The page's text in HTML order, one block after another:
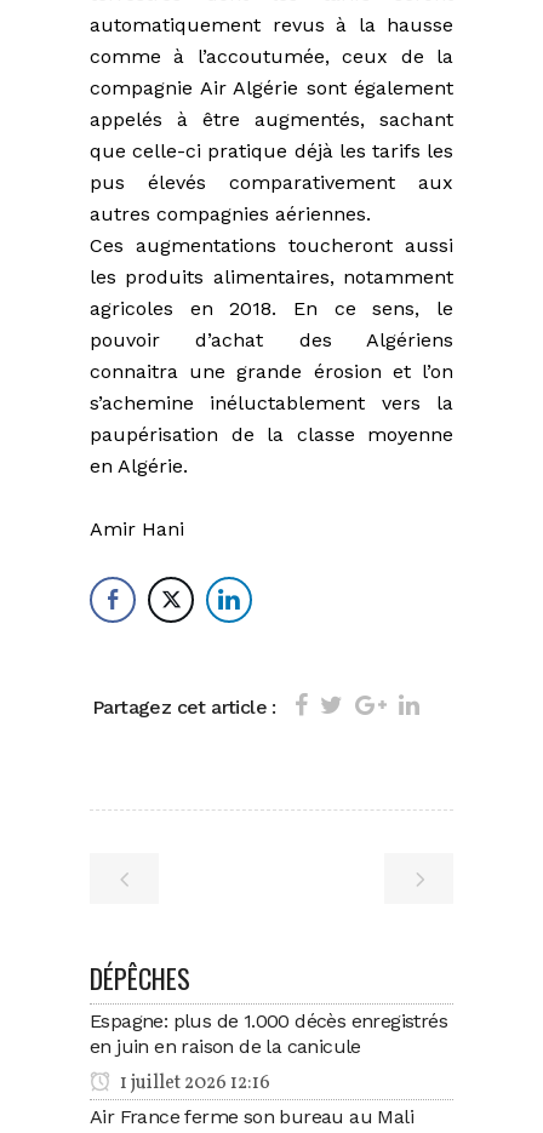
automatiquement revus à la hausse
comme à l’accoutumée, ceux de la
compagnie Air Algérie sont également
appelés à être augmentés, sachant
que celle-ci pratique déjà les tarifs les
pus élevés comparativement aux
autres compagnies aériennes.
Ces augmentations toucheront aussi
les produits alimentaires, notamment
agricoles en 2018. En ce sens, le
pouvoir d’achat des Algériens
connaitra une grande érosion et l’on
s’achemine inéluctablement vers la
paupérisation de la classe moyenne
en Algérie.
Amir Hani
Partagez cet article :
DÉPÊCHES
Espagne: plus de 1.000 décès enregistrés
en juin en raison de la canicule
1 juillet 2026 12:16
Air France ferme son bureau au Mali